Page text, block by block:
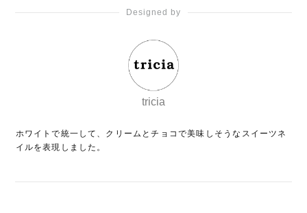
Designed by
tricia
ホワイトで統一して、クリームとチョコで美味しそうなスイーツネ
イルを表現しました。